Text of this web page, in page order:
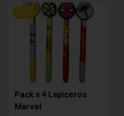
-22%
Pack x 4 Lapiceros
Marvel